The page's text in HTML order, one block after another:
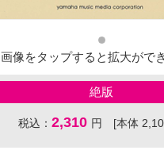
画像をタップすると拡大がで
絶版
税込： 2,310 円 [本体